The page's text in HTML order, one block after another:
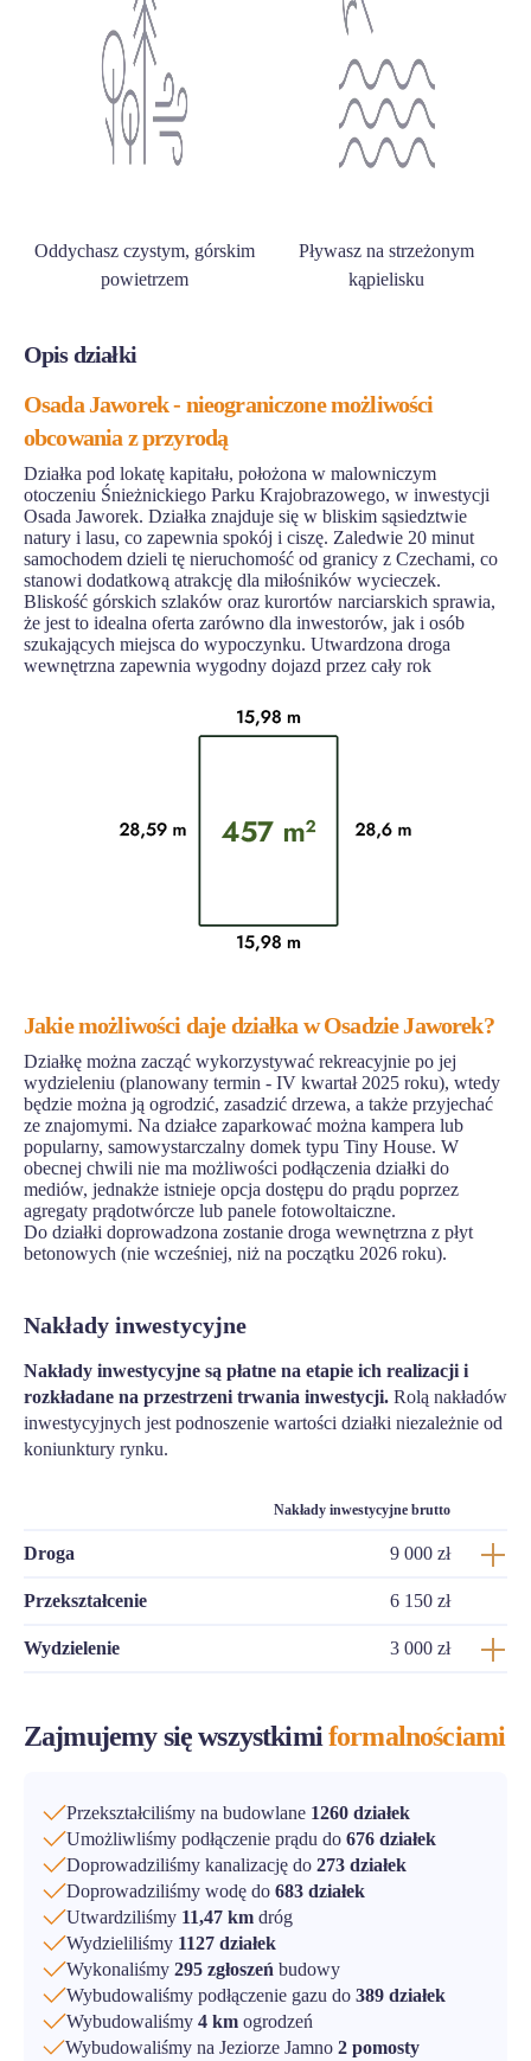
Oddychasz czystym, górskim
powietrzem
Pływasz na strzeżonym
kąpielisku
Opis działki
Osada Jaworek - nieograniczone możliwości
obcowania z przyrodą
Działka pod lokatę kapitału, położona w malowniczym
otoczeniu Śnieżnickiego Parku Krajobrazowego, w inwestycji
Osada Jaworek. Działka znajduje się w bliskim sąsiedztwie
natury i lasu, co zapewnia spokój i ciszę. Zaledwie 20 minut
samochodem dzieli tę nieruchomość od granicy z Czechami, co
stanowi dodatkową atrakcję dla miłośników wycieczek.
Bliskość górskich szlaków oraz kurortów narciarskich sprawia,
że jest to idealna oferta zarówno dla inwestorów, jak i osób
szukających miejsca do wypoczynku. Utwardzona droga
wewnętrzna zapewnia wygodny dojazd przez cały rok
Jakie możliwości daje działka w Osadzie Jaworek?
Działkę można zacząć wykorzystywać rekreacyjnie po jej
wydzieleniu (planowany termin - IV kwartał 2025 roku), wtedy
będzie można ją ogrodzić, zasadzić drzewa, a także przyjechać
ze znajomymi. Na działce zaparkować można kampera lub
popularny, samowystarczalny domek typu Tiny House. W
obecnej chwili nie ma możliwości podłączenia działki do
mediów, jednakże istnieje opcja dostępu do prądu poprzez
agregaty prądotwórcze lub panele fotowoltaiczne.
Do działki doprowadzona zostanie droga wewnętrzna z płyt
betonowych (nie wcześniej, niż na początku 2026 roku).
Nakłady inwestycyjne
Nakłady inwestycyjne są płatne na etapie ich realizacji i
rozkładane na przestrzeni trwania inwestycji. Rolą nakładów
inwestycyjnych jest podnoszenie wartości działki niezależnie od
koniunktury rynku.
Nakłady inwestycyjne brutto
Droga 9 000 zł
Przekształcenie 6 150 zł
Wydzielenie 3 000 zł
Zajmujemy się wszystkimiformalnościami
Przekształciliśmy na budowlane 1260 działek
Umożliwliśmy podłączenie prądu do 676 działek
Doprowadziliśmy kanalizację do 273 działek
Doprowadziliśmy wodę do 683 działek
Utwardziliśmy 11,47 km dróg
Wydzieliliśmy 1127 działek
Wykonaliśmy 295 zgłoszeń budowy
Wybudowaliśmy podłączenie gazu do 389 działek
Wybudowaliśmy 4 km ogrodzeń
Wybudowaliśmy na Jeziorze Jamno 2 pomosty